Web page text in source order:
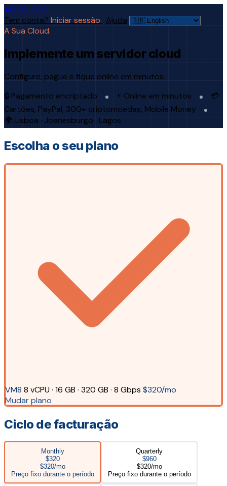
AFRICLOUD
Tem conta? Iniciar sessão · Ajuda
A Sua Cloud.
Implemente um servidor cloud
Configure, pague e fique online em minutos.
🔒 Pagamento encriptado
⚡ Online em minutos
💳
Cartões, PayPal, 300+ criptomoedas, Mobile Money
🌍 Lisboa · Joanesburgo · Lagos
Escolha o seu plano
VM8 8 vCPU · 16 GB · 320 GB · 8 Gbps $320/mo
Mudar plano
Ciclo de facturação
Monthly
$320
$320/mo
Preço fixo durante o período
Quarterly
$960
$320/mo
Preço fixo durante o período